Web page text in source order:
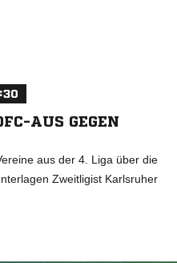
AUS GEGEN
aus der 4. Liga über die
Zweitligist Karlsruher